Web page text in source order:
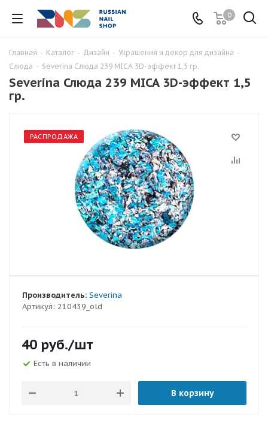
0
Главная - Каталог - Дизайн - Украшения и декор для дизайна -
Слюда - Severina Слюда 239 MICA 3D-эффект 1,5 гр.
Severina Слюда 239 MICA 3D-эффект 1,5
гр.
РАСПРОДАЖА
Артикул: 210439_old
Производитель: Severina
40 руб./шт
Есть в наличии
В корзину